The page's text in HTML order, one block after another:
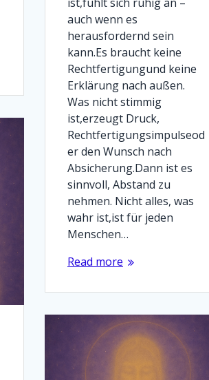
auch wenn es
herausfordernd sein
kann.Es braucht keine
Rechtfertigungund keine
Erklärung nach außen.
Was nicht stimmig
ist,erzeugt Druck,
Rechtfertigungsimpulseod
er den Wunsch nach
Absicherung.Dann ist es
sinnvoll, Abstand zu
nehmen. Nicht alles, was
wahr ist,ist für jeden
Menschen…
Read more